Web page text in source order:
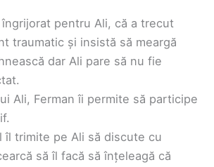
pentru Ali, că a trecut
traumatic și insistă să meargă
dar Ali pare să nu fie
Ali, Ferman îi permite să participe
îl trimite pe Ali să discute cu
să îl facă să înțeleagă că